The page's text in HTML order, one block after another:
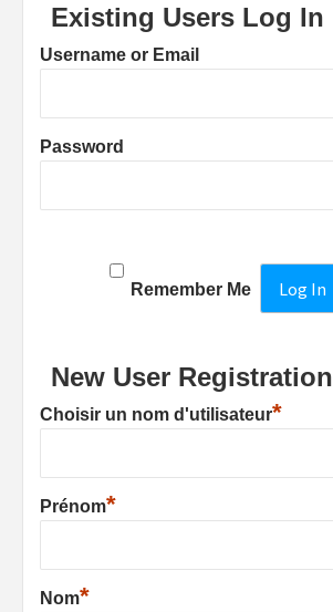
Existing Users Log In
Username or Email
Password
Remember Me
New User Registration
Choisir un nom d'utilisateur*
Prénom*
Nom*